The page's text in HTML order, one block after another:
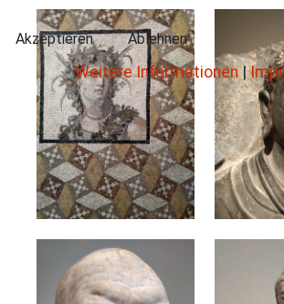
Akzeptieren Ablehnen
Weitere Informationen|